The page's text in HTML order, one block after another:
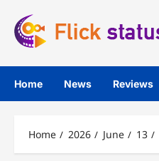
content
Home News Reviews
Home 2026 June 13